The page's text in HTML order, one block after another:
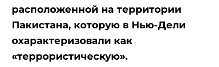
расположенной на территории
Пакистана, которую в Нью-Дели
охарактеризовали как
«террористическую».